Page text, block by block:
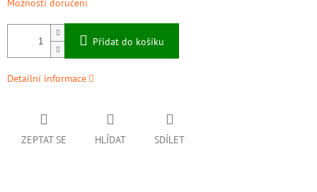
Možnosti doručení
Přidat do košíku
Detailní informace
ZEPTAT SE HLÍDAT SDÍLET